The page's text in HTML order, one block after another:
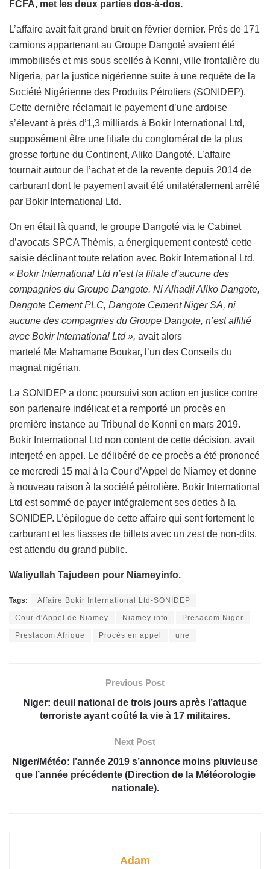
FCFA, met les deux parties dos-à-dos.
L’affaire avait fait grand bruit en février dernier. Près de 171
camions appartenant au Groupe Dangoté avaient été
immobilisés et mis sous scellés à Konni, ville frontalière du
Nigeria, par la justice nigérienne suite à une requête de la
Société Nigérienne des Produits Pétroliers (SONIDEP).
Cette dernière réclamait le payement d’une ardoise
s’élevant à près d’1,3 milliards à Bokir International Ltd,
supposément être une filiale du conglomérat de la plus
grosse fortune du Continent, Aliko Dangoté. L’affaire
tournait autour de l’achat et de la revente depuis 2014 de
carburant dont le payement avait été unilatéralement arrêté
par Bokir International Ltd.
On en était là quand, le groupe Dangoté via le Cabinet
d’avocats SPCA Thémis, a énergiquement contesté cette
saisie déclinant toute relation avec Bokir International Ltd.
« Bokir International Ltd n’est la filiale d’aucune des
compagnies du Groupe Dangote. Ni Alhadji Aliko Dangote,
Dangote Cement PLC, Dangote Cement Niger SA, ni
aucune des compagnies du Groupe Dangote, n’est affilié
avec Bokir International Ltd », avait alors
martelé Me Mahamane Boukar, l’un des Conseils du
magnat nigérian.
La SONIDEP a donc poursuivi son action en justice contre
son partenaire indélicat et a remporté un procès en
première instance au Tribunal de Konni en mars 2019.
Bokir International Ltd non content de cette décision, avait
interjeté en appel. Le délibéré de ce procès a été prononcé
ce mercredi 15 mai à la Cour d’Appel de Niamey et donne
à nouveau raison à la société pétrolière. Bokir International
Ltd est sommé de payer intégralement ses dettes à la
SONIDEP. L’épilogue de cette affaire qui sent fortement le
carburant et les liasses de billets avec un zest de non-dits,
est attendu du grand public.
Waliyullah Tajudeen pour Niameyinfo.
Tags: Affaire Bokir International Ltd-SONIDEP
Cour d'Appel de Niamey Niamey info Presacom Niger
Prestacom Afrique Procès en appel une
Previous Post
Niger: deuil national de trois jours après l’attaque
terroriste ayant coûté la vie à 17 militaires.
Next Post
Niger/Météo: l’année 2019 s’annonce moins pluvieuse
que l’année précédente (Direction de la Météorologie
nationale).
Adam